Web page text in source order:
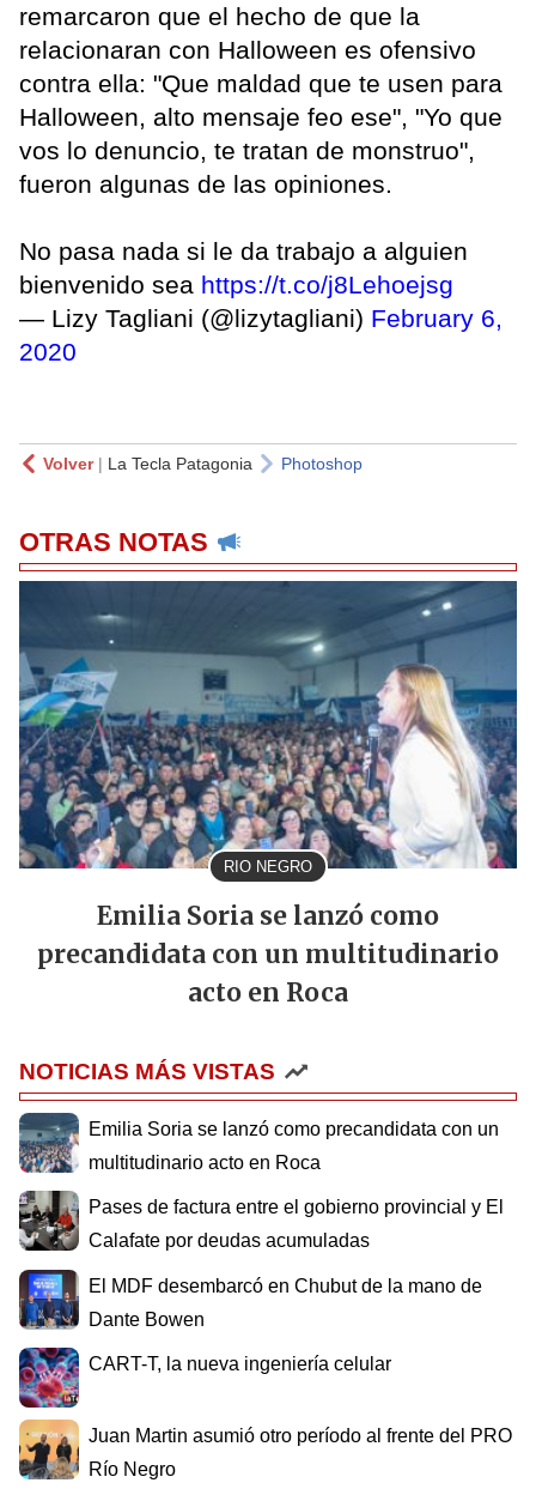
remarcaron que el hecho de que la
relacionaran con Halloween es ofensivo
contra ella: "Que maldad que te usen para
Halloween, alto mensaje feo ese", "Yo que
vos lo denuncio, te tratan de monstruo",
fueron algunas de las opiniones.
No pasa nada si le da trabajo a alguien
bienvenido sea https://t.co/j8Lehoejsg
— Lizy Tagliani (@lizytagliani) February 6,
2020
Volver| La Tecla Patagonia Photoshop
OTRAS NOTAS
RIO NEGRO
Emilia Soria se lanzó como
precandidata con un multitudinario
acto en Roca
NOTICIAS MÁS VISTAS
Emilia Soria se lanzó como precandidata con un
multitudinario acto en Roca
Pases de factura entre el gobierno provincial y El
Calafate por deudas acumuladas
El MDF desembarcó en Chubut de la mano de
Dante Bowen
CART-T, la nueva ingeniería celular
Juan Martin asumió otro período al frente del PRO
Río Negro